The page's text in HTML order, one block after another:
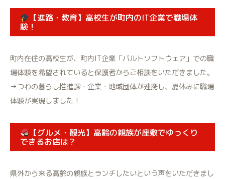
【進路・教育】高校生が町内のIT企業で職場体
験！
町内在住の高校生が、町内IT企業「バルトソフトウェア」での職
場体験を希望されていると保護者からご相談をいただきました。
→つわの暮らし推進課・企業・地域団体が連携し、夏休みに職場
体験が実現しました！
【グルメ・観光】高齢の親族が座敷でゆっくり
できるお店は？
県外から来る高齢の親族とランチしたいという声をいただきまし